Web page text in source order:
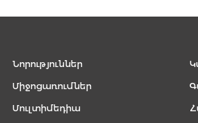
Նորություններ
Միջոցառումներ
Մուլտիմեդիա